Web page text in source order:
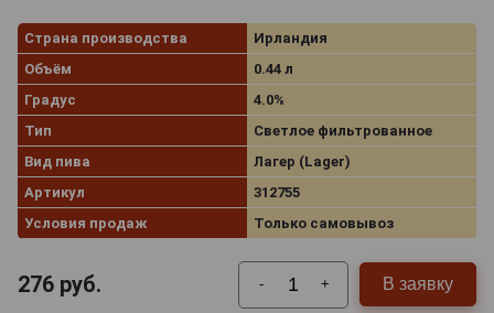
Страна производства
Ирландия
Объём
0.44 л
Градус
4.0%
Тип
Светлое фильтрованное
Вид пива
Лагер (Lager)
Артикул
312755
Условия продаж
Только самовывоз
276 руб. - + В заявку